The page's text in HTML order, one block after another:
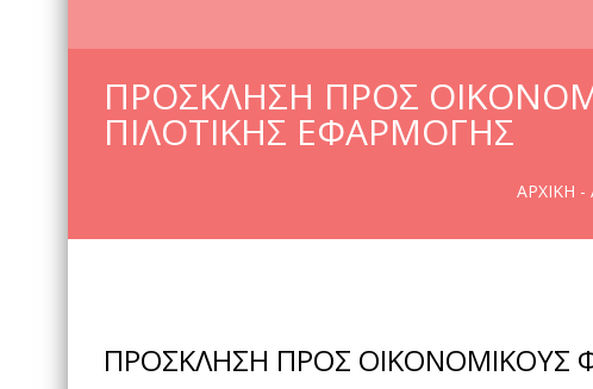
ΠΡΟΣΚΛΗΣΗ ΠΡΟΣ
ΠΙΛΟΤΙΚΗΣ ΕΦΑΡΜΟΓΗΣ
ΑΡΧΙΚΉ -
ΠΡΟΣΚΛΗΣΗ ΠΡΟΣ ΟΙΚΟΝΟΜΙΚΟΥΣ